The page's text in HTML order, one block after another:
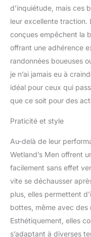
d’inquiétude, mais ces
leur excellente traction.
conçues empêchent la
offrant une adhérence
randonnées boueuses
je n’ai jamais eu à
idéal pour ceux qui
que ce soit pour des
Praticité et style
Au-delà de leur
Wetland’s Men offrent
facilement sans effet
vite se déchausser
plus, elles permettent
bottes, même avec des
Esthétiquement, elles
s’adaptant à diverses